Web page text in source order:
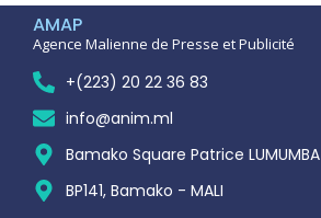
AMAP
Agence Malienne de Presse et Publicité
+(223) 20 22 36 83
info@anim.ml
Bamako Square Patrice LUMUMBA
BP141, Bamako - MALI